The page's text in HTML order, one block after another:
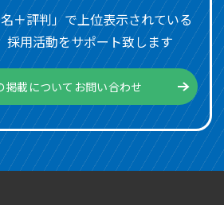
＋評判」で上位表示されている
採用活動をサポート致します
掲載についてお問い合わせ